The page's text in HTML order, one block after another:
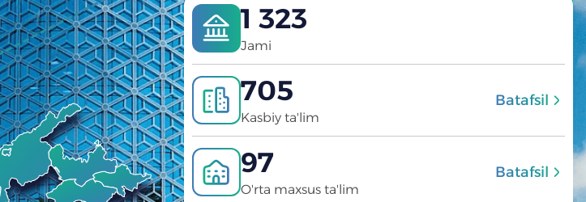
1 323
Jami
705
Kasbiy ta'lim
Batafsil
97
O'rta maxsus ta'lim
Batafsil